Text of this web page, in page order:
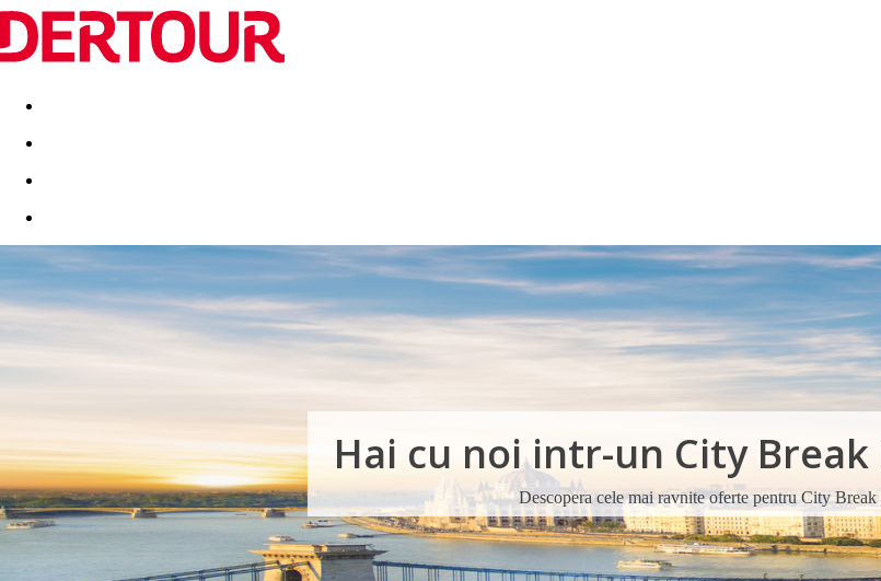
Destinatii Vacanta perfecta OFERTE DE NERATAT
Hai cu noi intr-un City
Descopera cele mai ravnite oferte pentru City Break